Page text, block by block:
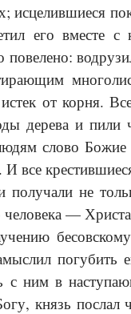
исцелившиеся
его
от корня.
дерева и
слово
все
не
человека —
с ним в
князь